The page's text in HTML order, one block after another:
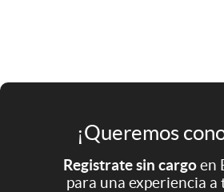
¡Queremos
Registrate sin cargoen
para una experiencia a